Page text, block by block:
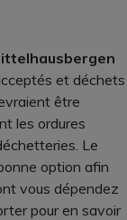
et déchets
être
les ordures
Le
option afin
vous dépendez
pour en savoir